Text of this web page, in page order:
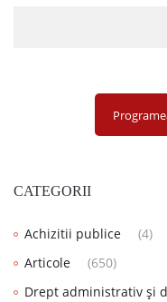
CATEGORII
Achizitii publice
(4)
Articole
(650)
Drept administrativ și